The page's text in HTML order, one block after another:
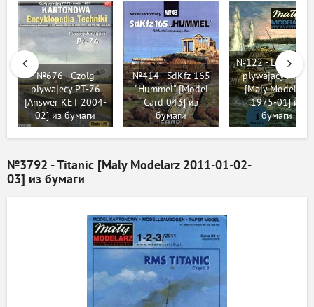
№676 - Czolg
plywajеcy PT-76
[Answer KET 2004-
02] из бумаги
№414 - SdKfz 165
"Hummel" [Model
Card 043] из
бумаги
№122 - Lekki
plywajacy PT-76
[Maly Modelarz
1975-01] из
бумаги
№3792 - Titanic [Maly Modelarz 2011-01-02-
03] из бумаги